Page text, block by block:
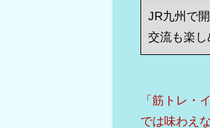
JR九州で
交流も楽し
「筋トレ・
では味わえ